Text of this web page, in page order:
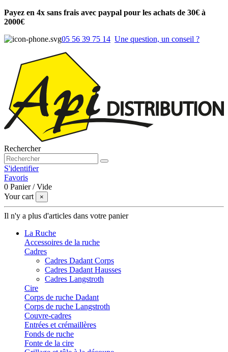
Payez en 4x sans frais avec paypal pour les achats de 30€ à
2000€
05 56 39 75 14 Une question, un conseil ?
Rechercher
S'identifier
Favoris
0 Panier /Vide
Your cart
×
Il n'y a plus d'articles dans votre panier
La Ruche
Accessoires de la ruche
Cadres
Cadres Dadant Corps
Cadres Dadant Hausses
Cadres Langstroth
Cire
Corps de ruche Dadant
Corps de ruche Langstroth
Couvre-cadres
Entrées et crémaillères
Fonds de ruche
Fonte de la cire